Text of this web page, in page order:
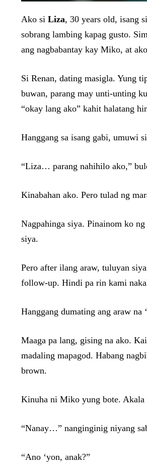
Ako si Liza, 30 years old, isang
sobrang lambing kapag gusto.
ang nagbabantay kay Miko, at
Si Renan, dating masigla. Yung
buwan, parang may unti-unting
“okay lang ako” kahit halatang
Hanggang sa isang gabi, umuwi
“Liza… parang nahihilo ako,”
Kinabahan ako. Pero tulad ng
Nagpahinga siya. Pinainom ko
siya.
Pero after ilang araw, tuluyan
follow-up. Hindi pa rin kami
Hanggang dumating ang araw na
Maaga pa lang, gising na ako.
madaling mapagod. Habang
brown.
Kinuha ni Miko yung bote. Akala
“Nanay…” nanginginig niyang
“Ano ‘yon, anak?”